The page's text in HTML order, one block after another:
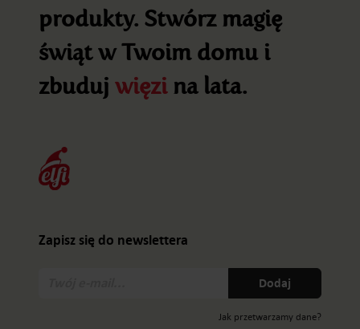
produkty. Stwórz magię
świąt w Twoim domu i
zbuduj więzina lata.
Zapisz się do newslettera
Dodaj
Jak przetwarzamy dane?